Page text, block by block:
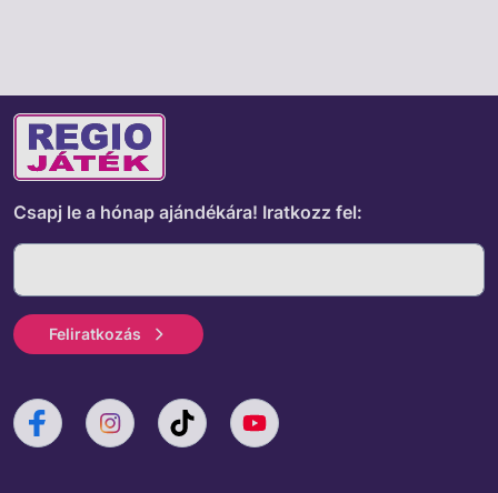
Csapj le a hónap ajándékára! Iratkozz fel:
Feliratkozás